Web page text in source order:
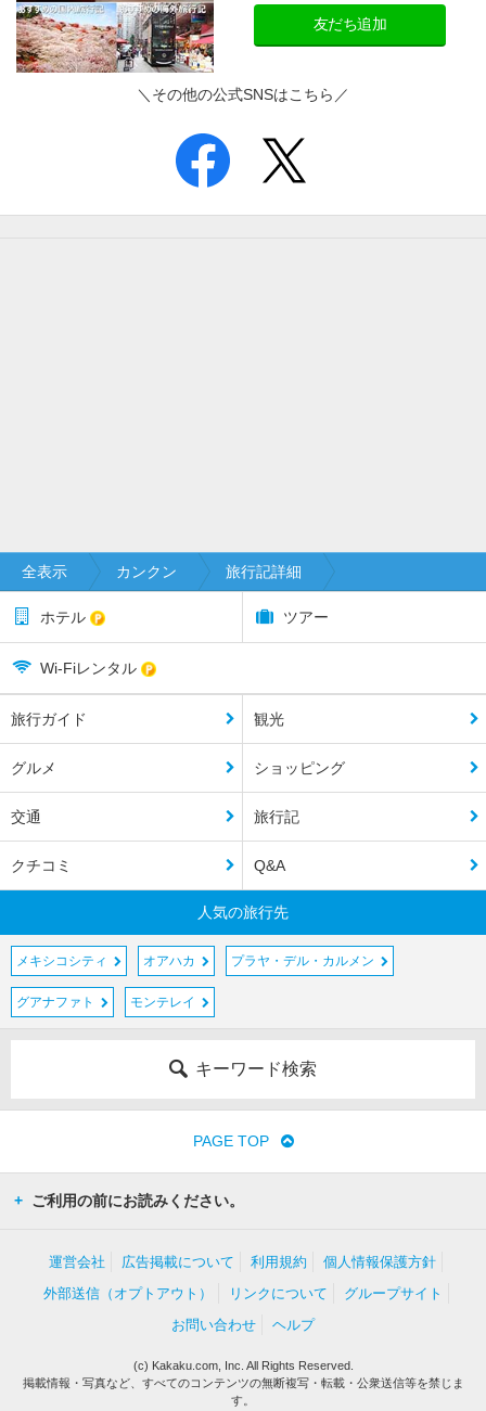
友だち追加
＼その他の公式SNSはこちら／
全表示 カンクン 旅行記詳細
ホテル ツアー
Wi-Fiレンタル
旅行ガイド 観光
グルメ ショッピング
交通 旅行記
クチコミ Q&A
人気の旅行先
メキシコシティ オアハカ プラヤ・デル・カルメン
グアナファト モンテレイ
キーワード検索
PAGE TOP
ご利用の前にお読みください。
運営会社 広告掲載について 利用規約
個人情報保護方針
外部送信（オプトアウト）
リンクについて
グループサイト
お問い合わせ
ヘルプ
(c) Kakaku.com, Inc. All Rights Reserved.
掲載情報・写真など、すべてのコンテンツの無断複写・転載・公衆送信等を禁じま
す。